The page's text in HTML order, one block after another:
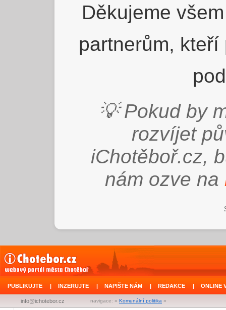
Děkujeme
partnerům,
💡 Pokud by
rozvíjet
iChotěboř.cz,
nám ozve na
PUBLIKUJTE | INZERUJTE | NAPIŠTE NÁM | REDAKCE | ONLINE
navigace: » Komunální politika »
info@ichotebor.cz